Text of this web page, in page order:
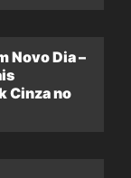
Novo Dia –
Cinza no